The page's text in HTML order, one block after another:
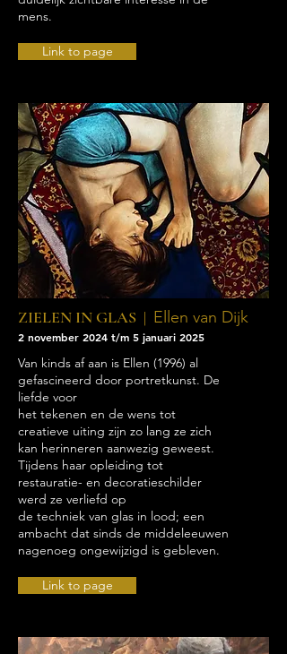
mens.
Link to page
ZIELEN IN GLAS | Ellen van Dijk
2 november 2024 t/m 5 januari 2025
Van kinds af aan is Ellen (1996) al
gefascineerd door portretkunst. De
liefde voor
het tekenen en de wens tot
creatieve uiting zijn zo lang ze zich
kan herinneren aanwezig geweest.
Tijdens haar opleiding tot
restauratie- en decoratieschilder
werd ze verliefd op
de techniek van glas in lood; een
ambacht dat sinds de middeleeuwen
nagenoeg ongewijzigd is gebleven.
Link to page